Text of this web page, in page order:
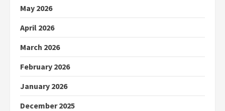
May 2026
April 2026
March 2026
February 2026
January 2026
December 2025